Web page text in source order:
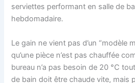
serviettes performant en salle de
hebdomadaire.
Le gain ne vient pas d’un “modèle
qu’une pièce n’est pas chauffée
bureau n’a pas besoin de 20 °C
de bain doit être chaude vite, mais